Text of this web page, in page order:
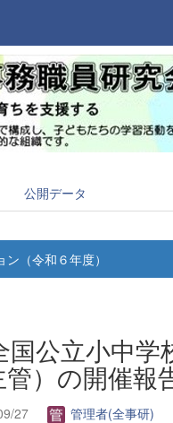
公開データ
（令和６年度）
国公立小中学
管）の開催報
27
管理者(全事研)